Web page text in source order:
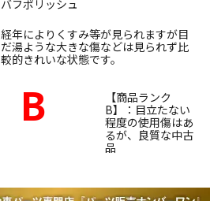
バフポリッシュ
経年によりくすみ等が見られますが目
だ湯ような大きな傷などは見られず比
較的きれいな状態です。
B
【商品ランク
B】：目立たない
程度の使用傷はあ
るが、良質な中古
品